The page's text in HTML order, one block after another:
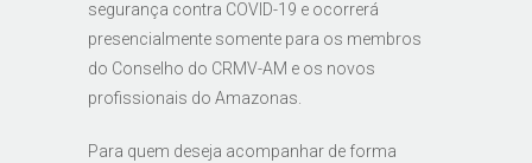
segurança contra COVID-19 e ocorrerá
presencialmente somente para os membros
do Conselho do CRMV-AM e os novos
profissionais do Amazonas.
Para quem deseja acompanhar de forma